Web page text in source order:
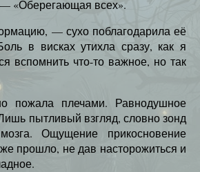
«Оберегающая всех».
— сухо поблагодарила её
в висках утихла сразу, как я
вспомнить что-то важное, но так
пожала плечами. Равнодушное
пытливый взгляд, словно зонд
Ощущение прикосновение
же прошло, не дав насторожиться и